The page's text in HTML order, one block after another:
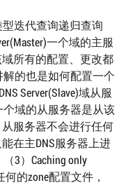
型迭代查询递归查询
一个域的主服
所有的配置、更改都
的也是如何配置一个
Server(Slave)域从服
域的从服务器是从该
服务器不会进行任何
在主DNS服务器上进
3）Caching only
何的zone配置文件，